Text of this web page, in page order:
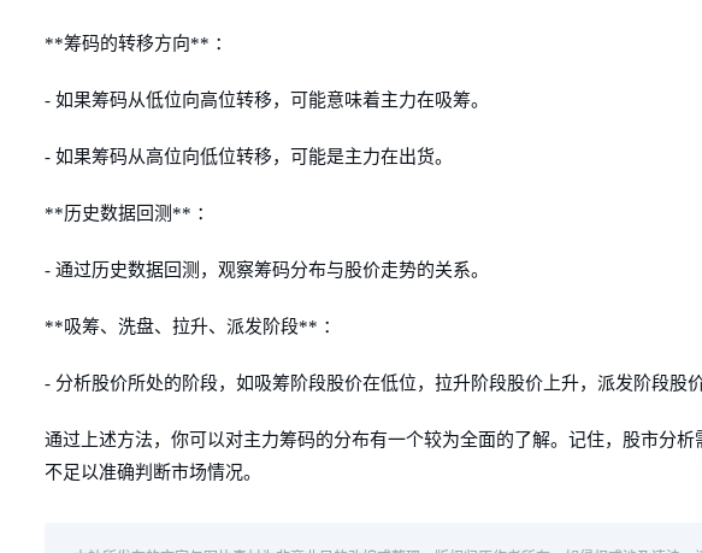
**筹码的转移方向** ：
- 如果筹码从低位向高位转移，可能意味着主力在吸筹。
- 如果筹码从高位向低位转移，可能是主力在出货。
**历史数据回测** ：
- 通过历史数据回测，观察筹码分布与股价走势的关系。
**吸筹、洗盘、拉升、派发阶段** ：
- 分析股价所处的阶段，如吸筹阶段股价在低位，拉升阶段股价上升，派发阶段股价
通过上述方法，你可以对主力筹码的分布有一个较为全面的了解。记住，股市分
不足以准确判断市场情况。